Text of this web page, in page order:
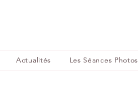
Actualités Les Séances Photos